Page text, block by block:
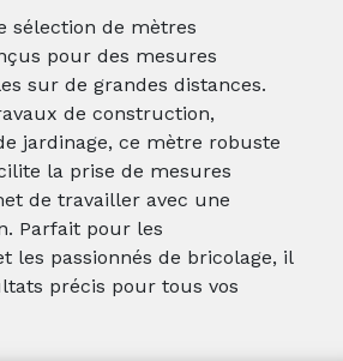
sélection de mètres
pour des mesures
sur de grandes distances.
de construction,
jardinage, ce mètre robuste
la prise de mesures
de travailler avec une
Parfait pour les
les passionnés de bricolage, il
précis pour tous vos